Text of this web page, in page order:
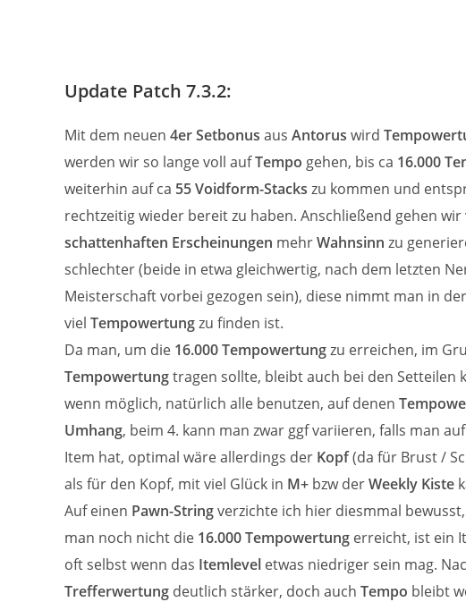
Update Patch 7.3.2:
Mit dem neuen 4er Setbonus aus Antorus wird
werden wir so lange voll aufTempo gehen, bis ca 16.000
weiterhin auf ca 55 Voidform-Stacks zu kommen und
rechtzeitig wieder bereit zu haben. Anschließend gehen
schattenhaften Erscheinungen mehrWahnsinn zu
schlechter (beide in etwa gleichwertig, nach dem letzten
Meisterschaft vorbei gezogen sein), diese nimmt man in
viel Tempowertungzu finden ist.
Da man, um die 16.000 Tempowertungzu erreichen, im
Tempowertungtragen sollte, bleibt auch bei den Setteilen
wenn möglich, natürlich alle benutzen, auf denen
Umhang, beim 4. kann man zwar ggf variieren, falls man
Item hat, optimal wäre allerdings der Kopf(da für Brust /
als für den Kopf, mit viel Glück in M+ bzw derWeekly Kiste
Auf einen Pawn-Stringverzichte ich hier diesmmal
man noch nicht die 16.000 Tempowertung erreicht, ist ein
oft selbst wenn das Itemlevel etwas niedriger sein mag.
Trefferwertung deutlich stärker, doch auch Tempo bleibt